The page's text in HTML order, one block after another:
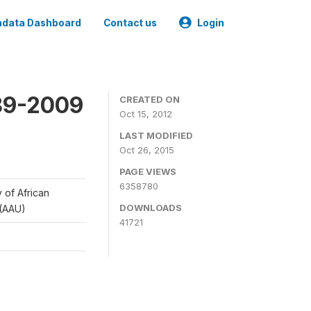
Dashboard Contact us Login
2009
of African
CREATED ON
Oct 15, 2012
LAST MODIFIED
Oct 26, 2015
PAGE VIEWS
6358780
DOWNLOADS
41721